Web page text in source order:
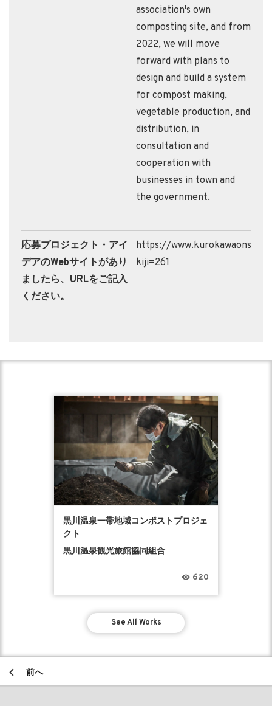
association's own
composting site, and from
2022, we will move
forward with plans to
design and build a system
for compost making,
vegetable production, and
distribution, in
consultation and
cooperation with
businesses in town and
the government.
応募プロジェクト・アイ
デアのWebサイトがあり
ましたら、URLをご記入
ください。
https://
kiji=261
黒川温泉一帯地域コンポストプロジェ
クト
黒川温泉観光旅館協同組合
620
See All Works
前へ